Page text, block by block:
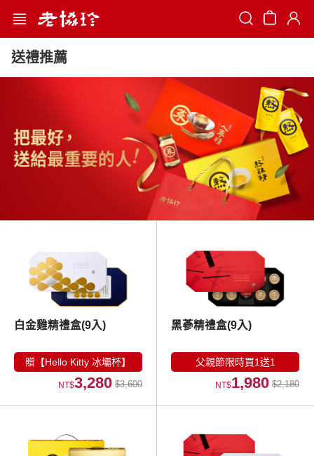
Search
送禮推薦
白金雞精禮盒(9入)
贈【Hello Kitty 冰壩杯】
NT$3,280 $3,600
黑蔘精禮盒(9入)
父親節限時買1送1
NT$1,980 $2,180